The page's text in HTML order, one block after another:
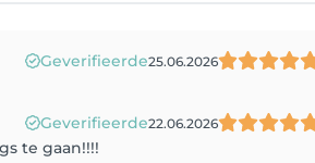
Geverifieerde25.06.2026
Geverifieerde22.06.2026
te gaan!!!!